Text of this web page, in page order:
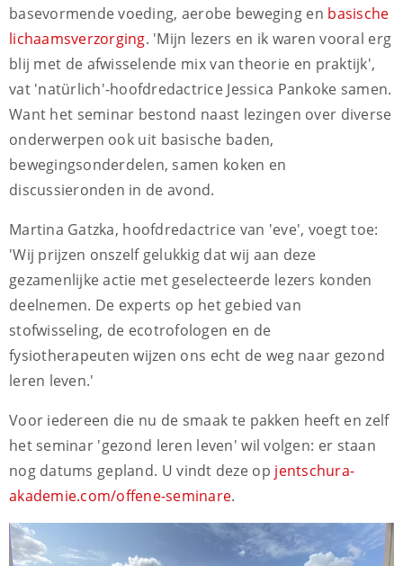
basevormende voeding, aerobe beweging en basische
lichaamsverzorging. 'Mijn lezers en ik waren vooral erg
blij met de afwisselende mix van theorie en praktijk',
vat 'natürlich'-hoofdredactrice Jessica Pankoke samen.
Want het seminar bestond naast lezingen over diverse
onderwerpen ook uit basische baden,
bewegingsonderdelen, samen koken en
discussieronden in de avond.
Martina Gatzka, hoofdredactrice van 'eve', voegt toe:
'Wij prijzen onszelf gelukkig dat wij aan deze
gezamenlijke actie met geselecteerde lezers konden
deelnemen. De experts op het gebied van
stofwisseling, de ecotrofologen en de
fysiotherapeuten wijzen ons echt de weg naar gezond
leren leven.'
Voor iedereen die nu de smaak te pakken heeft en zelf
het seminar 'gezond leren leven' wil volgen: er staan
nog datums gepland. U vindt deze op jentschura-
akademie.com/offene-seminare.